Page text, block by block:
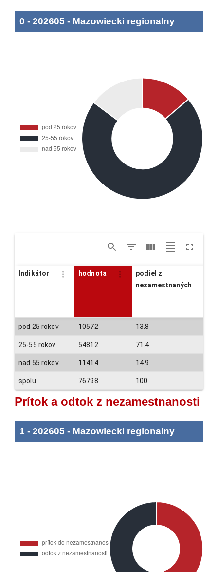
0 - 202605 - Mazowiecki regionalny
Indikátor hodnota
podiel z
nezamestnaných
pod 25 rokov 10572 13.8
25-55 rokov 54812 71.4
nad 55 rokov 11414 14.9
spolu 76798 100
Prítok a odtok z nezamestnanosti
1 - 202605 - Mazowiecki regionalny